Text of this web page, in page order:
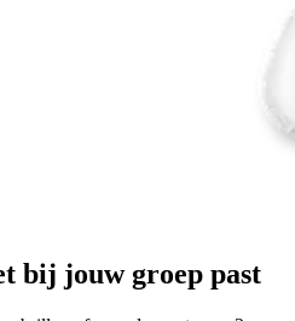
bij jouw groep past